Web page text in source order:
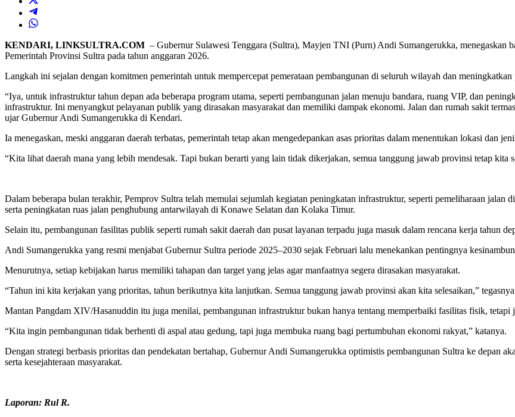
KENDARI, LINKSULTRA.COM – Gubernur Sulawesi Tenggara (Sultra), Mayjen TNI (Purn) Andi Sumangerukka, menegaskan
Pemerintah Provinsi Sultra pada tahun anggaran 2026.
Langkah ini sejalan dengan komitmen pemerintah untuk mempercepat pemerataan pembangunan di seluruh wilayah dan
“Iya, untuk infrastruktur tahun depan ada beberapa program utama, seperti pembangunan jalan menuju bandara, ruang VIP, dan
infrastruktur. Ini menyangkut pelayanan publik yang dirasakan masyarakat dan memiliki dampak ekonomi. Jalan dan rumah sakit
ujar Gubernur Andi Sumangerukka di Kendari.
Ia menegaskan, meski anggaran daerah terbatas, pemerintah tetap akan mengedepankan asas prioritas dalam menentukan lokasi dan
“Kita lihat daerah mana yang lebih mendesak. Tapi bukan berarti yang lain tidak dikerjakan, semua tanggung jawab provinsi tetap kita
Dalam beberapa bulan terakhir, Pemprov Sultra telah memulai sejumlah kegiatan peningkatan infrastruktur, seperti pemeliharaan
serta peningkatan ruas jalan penghubung antarwilayah di Konawe Selatan dan Kolaka Timur.
Selain itu, pembangunan fasilitas publik seperti rumah sakit daerah dan pusat layanan terpadu juga masuk dalam rencana kerja tahun
Andi Sumangerukka yang resmi menjabat Gubernur Sultra periode 2025–2030 sejak Februari lalu menekankan pentingnya
Menurutnya, setiap kebijakan harus memiliki tahapan dan target yang jelas agar manfaatnya segera dirasakan masyarakat.
“Tahun ini kita kerjakan yang prioritas, tahun berikutnya kita lanjutkan. Semua tanggung jawab provinsi akan kita selesaikan,”
Mantan Pangdam XIV/Hasanuddin itu juga menilai, pembangunan infrastruktur bukan hanya tentang memperbaiki fasilitas fisik, tetapi
“Kita ingin pembangunan tidak berhenti di aspal atau gedung, tapi juga membuka ruang bagi pertumbuhan ekonomi rakyat,” katanya.
Dengan strategi berbasis prioritas dan pendekatan bertahap, Gubernur Andi Sumangerukka optimistis pembangunan Sultra ke depan
serta kesejahteraan masyarakat.
Laporan: Rul R.